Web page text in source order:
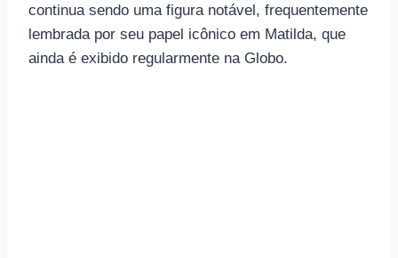
continua sendo uma figura notável, frequentemente
lembrada por seu papel icônico em Matilda, que
ainda é exibido regularmente na Globo.